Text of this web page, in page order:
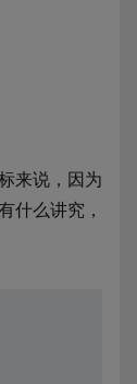
来说，因为
什么讲究，